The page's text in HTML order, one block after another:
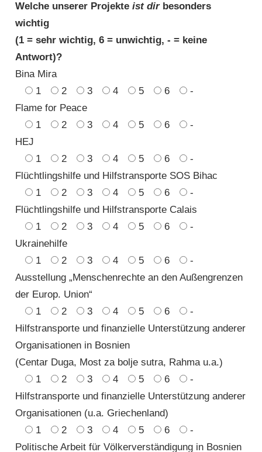
Welche unserer Projekte ist dirbesonders
wichtig
(1 = sehr wichtig, 6 = unwichtig, - = keine
Antwort)?
Bina Mira
1
2 3 4 5 6
-
Flame for Peace
1
2 3 4 5 6
-
HEJ
1
2 3 4 5 6
-
Flüchtlingshilfe und Hilfstransporte SOS Bihac
1
2 3 4 5 6
-
Flüchtlingshilfe und Hilfstransporte Calais
1
2 3 4 5 6
-
Ukrainehilfe
1
2 3 4 5 6
-
Ausstellung „Menschenrechte an den Außengrenzen
der Europ. Union“
1
2 3 4 5 6
-
Hilfstransporte und finanzielle Unterstützung anderer
Organisationen in Bosnien
(Centar Duga, Most za bolje sutra, Rahma u.a.)
1
2 3 4 5 6
-
Hilfstransporte und finanzielle Unterstützung anderer
Organisationen (u.a. Griechenland)
1
2 3 4 5 6
-
Politische Arbeit für Völkerverständigung in Bosnien